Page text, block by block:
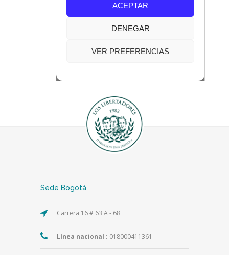
Sede Bogotá
Carrera 16 # 63 A - 68
Línea nacional : 018000411361